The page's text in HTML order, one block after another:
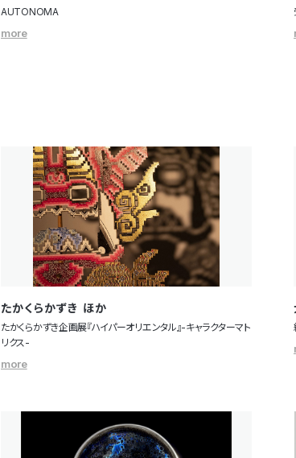
AUTONOMA
more
たかくらかずき ほか
たかくらかずき企画展『ハイパーオリエンタル』-キャラクターマト
リクス-
more